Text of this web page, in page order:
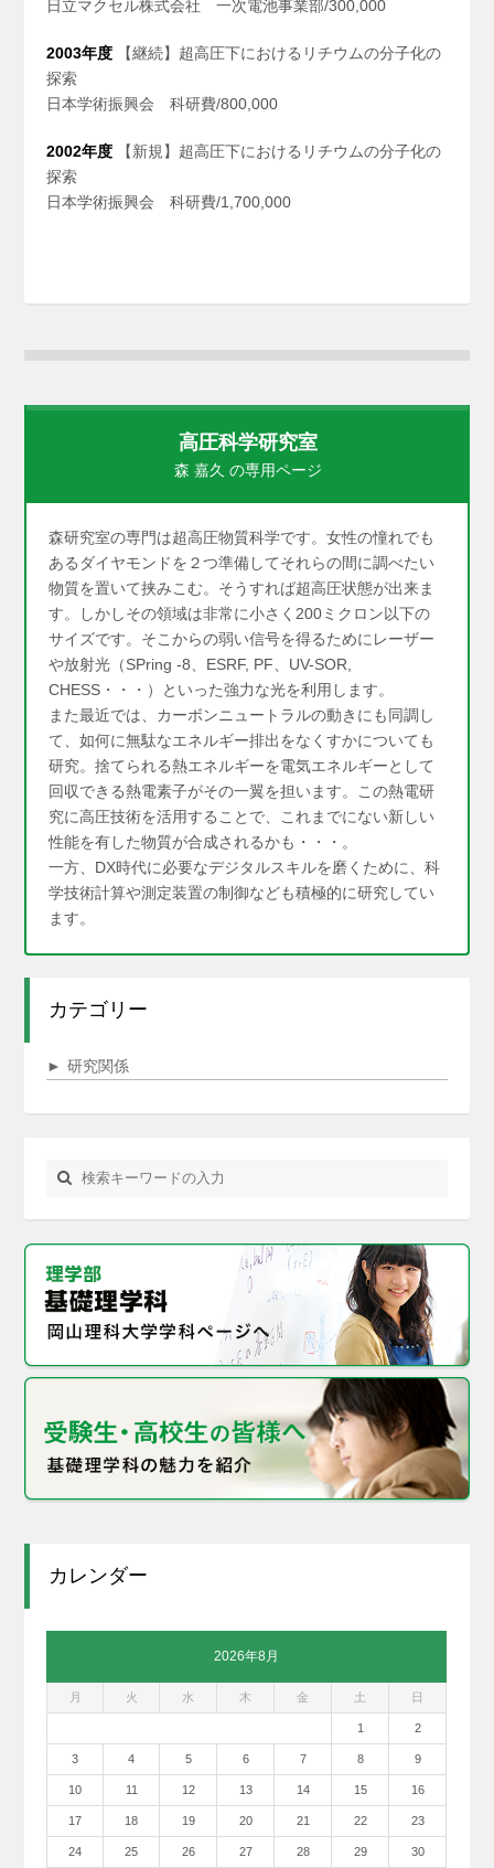
日立マクセル株式会社 一次電池事業部/300,000
2003年度 【継続】超高圧下におけるリチウムの分子化の
探索
日本学術振興会 科研費/800,000
2002年度 【新規】超高圧下におけるリチウムの分子化の
探索
日本学術振興会 科研費/1,700,000
高圧科学研究室
森 嘉久 の専用ページ
森研究室の専門は超高圧物質科学です。女性の憧れでも
あるダイヤモンドを２つ準備してそれらの間に調べたい
物質を置いて挟みこむ。そうすれば超高圧状態が出来ま
す。しかしその領域は非常に小さく200ミクロン以下の
サイズです。そこからの弱い信号を得るためにレーザー
や放射光（SPring -8、ESRF, PF、UV-SOR,
CHESS・・・）といった強力な光を利用します。
また最近では、カーボンニュートラルの動きにも同調し
て、如何に無駄なエネルギー排出をなくすかについても
研究。捨てられる熱エネルギーを電気エネルギーとして
回収できる熱電素子がその一翼を担います。この熱電研
究に高圧技術を活用することで、これまでにない新しい
性能を有した物質が合成されるかも・・・。
一方、DX時代に必要なデジタルスキルを磨くために、科
学技術計算や測定装置の制御なども積極的に研究してい
ます。
カテゴリー
► 研究関係
カレンダー
2026年8月
月 火 水 木 金 土 日
1 2
3 4 5 6 7 8 9
10 11 12 13 14 15 16
17 18 19 20 21 22 23
24 25 26 27 28 29 30